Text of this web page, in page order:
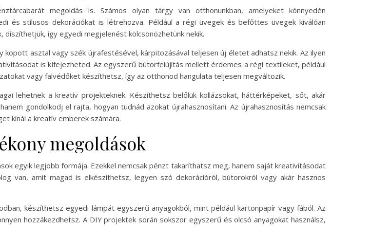
megoldás is. Számos olyan tárgy van otthonunkban, amelyeket könnyedén
és stílusos dekorációkat is létrehozva. Például a régi üvegek és befőttes üvegek kiválóan
így egyedi megjelenést kölcsönözhetünk nekik.
asztal vagy szék újrafestésével, kárpitozásával teljesen új életet adhatsz nekik. Az ilyen
is kifejezheted. Az egyszerű bútorfelújítás mellett érdemes a régi textileket, például
vagy falvédőket készíthetsz, így az otthonod hangulata teljesen megváltozik.
lehetnek a kreatív projekteknek. Készíthetsz belőlük kollázsokat, háttérképeket, sőt, akár
gondolkodj el rajta, hogyan tudnád azokat újrahasznosítani. Az újrahasznosítás nemcsak
kínál a kreatív emberek számára.
megoldások
egyik legjobb formája. Ezekkel nemcsak pénzt takaríthatsz meg, hanem saját kreativitásodat
van, amit magad is elkészíthetsz, legyen szó dekorációról, bútorokról vagy akár hasznos
készíthetsz egyedi lámpát egyszerű anyagokból, mint például kartonpapír vagy fából. Az
hozzákezdhetsz. A DIY projektek során sokszor egyszerű és olcsó anyagokat használsz,